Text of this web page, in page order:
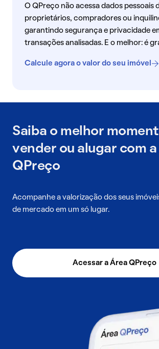
O QPreço não acessa dados pessoais
proprietários, compradores ou
garantindo segurança e privacidade
transações analisadas. E o melhor: é
Calcule agora o valor do seu imóvel
Saiba o melhor
vender ou alugar com a
QPreço
Acompanhe a valorização dos seus
de mercado em um só lugar.
Acessar a Área QPreço